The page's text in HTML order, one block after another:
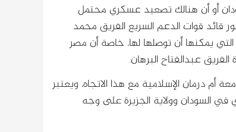
أو أن هنالك تصعيد عسكري محتمل
قائد قوات الدعم السريع الفريق محمد
يمكنها أن توصلها لها، خاصة أن مصر
عبدالفتاح البرهان.
أم درمان الإسلامية مع هذا الاتجاه، ويعتبر
في السودان وولاية الجزيرة على وجه